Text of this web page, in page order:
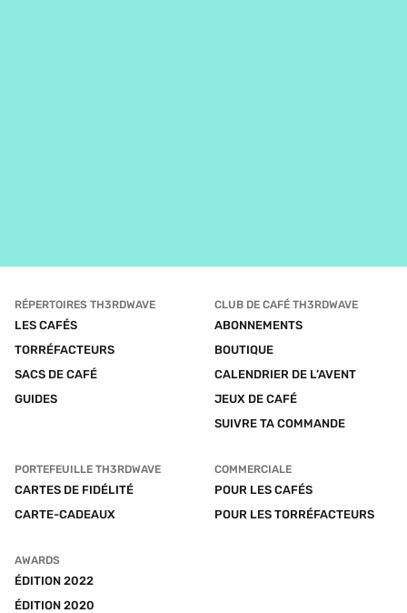
RÉPERTOIRES TH3RDWAVE
LES CAFÉS
TORRÉFACTEURS
SACS DE CAFÉ
GUIDES
CLUB DE CAFÉ TH3RDWAVE
ABONNEMENTS
BOUTIQUE
CALENDRIER DE L’AVENT
JEUX DE CAFÉ
SUIVRE TA COMMANDE
PORTEFEUILLE TH3RDWAVE
CARTES DE FIDÉLITÉ
CARTE-CADEAUX
COMMERCIALE
POUR LES CAFÉS
POUR LES TORRÉFACTEURS
AWARDS
ÉDITION 2022
ÉDITION 2020